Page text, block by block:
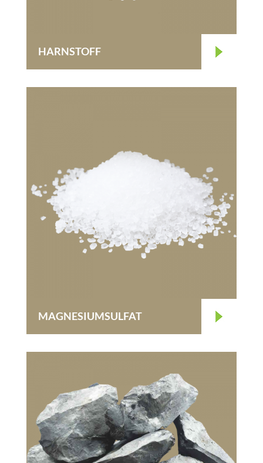
HARNSTOFF
MAGNESIUMSULFAT